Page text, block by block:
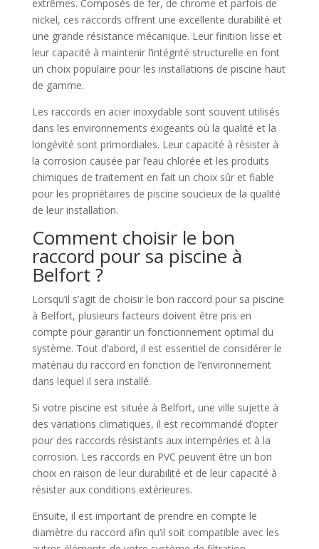
extrêmes. Composés de fer, de chrome et parfois de
nickel, ces raccords offrent une excellente durabilité et
une grande résistance mécanique. Leur finition lisse et
leur capacité à maintenir l’intégrité structurelle en font
un choix populaire pour les installations de piscine haut
de gamme.
Les raccords en acier inoxydable sont souvent utilisés
dans les environnements exigeants où la qualité et la
longévité sont primordiales. Leur capacité à résister à
la corrosion causée par l’eau chlorée et les produits
chimiques de traitement en fait un choix sûr et fiable
pour les propriétaires de piscine soucieux de la qualité
de leur installation.
Comment choisir le bon
raccord pour sa piscine à
Belfort ?
Lorsqu’il s’agit de choisir le bon raccord pour sa piscine
à Belfort, plusieurs facteurs doivent être pris en
compte pour garantir un fonctionnement optimal du
système. Tout d’abord, il est essentiel de considérer le
matériau du raccord en fonction de l’environnement
dans lequel il sera installé.
Si votre piscine est située à Belfort, une ville sujette à
des variations climatiques, il est recommandé d’opter
pour des raccords résistants aux intempéries et à la
corrosion. Les raccords en PVC peuvent être un bon
choix en raison de leur durabilité et de leur capacité à
résister aux conditions extérieures.
Ensuite, il est important de prendre en compte le
diamètre du raccord afin qu’il soit compatible avec les